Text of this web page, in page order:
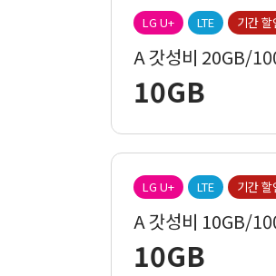
LG U+ LTE 기간 할
A 갓성비 20GB/
10GB
LG U+ LTE 기간 할
A 갓성비 10GB/
10GB